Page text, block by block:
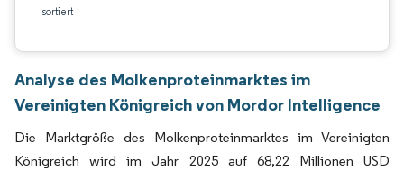
sortiert
Analyse des Molkenproteinmarktes im
Vereinigten Königreich von Mordor Intelligence
Die Marktgröße des Molkenproteinmarktes im Vereinigten
Königreich wird im Jahr 2025 auf 68,22 Millionen USD